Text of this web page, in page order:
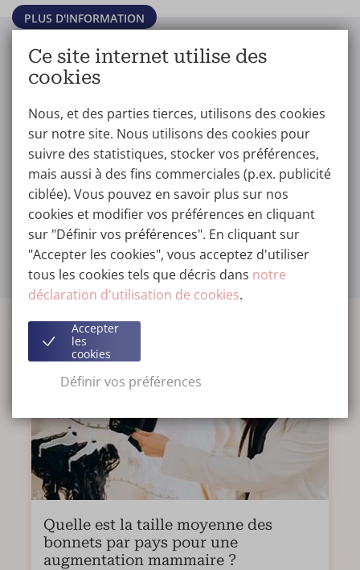
PLUS D'INFORMATION
Réduction mammaire
- Femmes
Prix: réduction
mammaire
Photos avant / après
réduction mammaire
Contact / Prenez
rendez-vous
PLUS D'ARTICLES
Quelle est la taille moyenne des
bonnets par pays pour une
augmentation mammaire ?
Ce site internet utilise des
cookies
Nous, et des parties tierces, utilisons des cookies
sur notre site. Nous utilisons des cookies pour
suivre des statistiques, stocker vos préférences,
mais aussi à des fins commerciales (p.ex. publicité
ciblée). Vous pouvez en savoir plus sur nos
cookies et modifier vos préférences en cliquant
sur "Définir vos préférences". En cliquant sur
"Accepter les cookies", vous acceptez d'utiliser
tous les cookies tels que décris dans notre
déclaration d'utilisation de cookies.
Accepter
les
cookies
Définir vos préférences